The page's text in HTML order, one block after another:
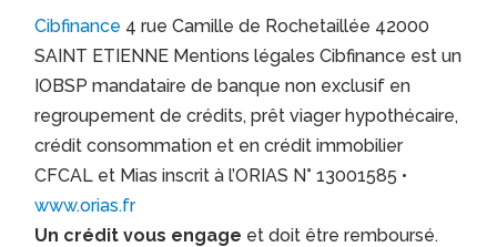
Cibfinance 4 rue Camille de Rochetaillée 42000
SAINT ETIENNE Mentions légales Cibfinance est un
IOBSP mandataire de banque non exclusif en
regroupement de crédits, prêt viager hypothécaire,
crédit consommation et en crédit immobilier
CFCAL et Mias inscrit à l’ORIAS N° 13001585 •
www.orias.fr
Un crédit vous engage et doit être remboursé.